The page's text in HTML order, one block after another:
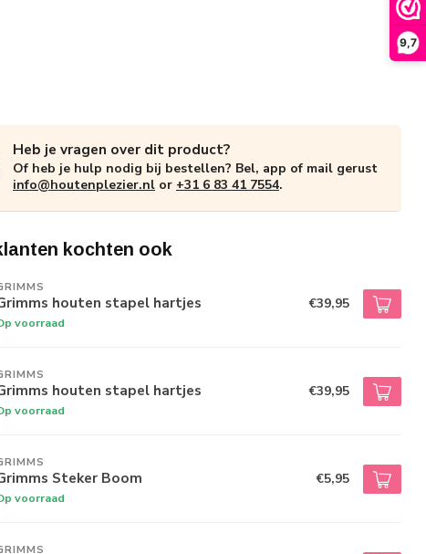
9,7
Heb je vragen over dit product?
Of heb je hulp nodig bij bestellen? Bel, app of mail gerust
info@houtenplezier.nl or +31 6 83 41 7554.
kochten ook
houten stapel hartjes
voorraad
€39,95
houten stapel hartjes
voorraad
€39,95
Steker Boom
voorraad
€5,95